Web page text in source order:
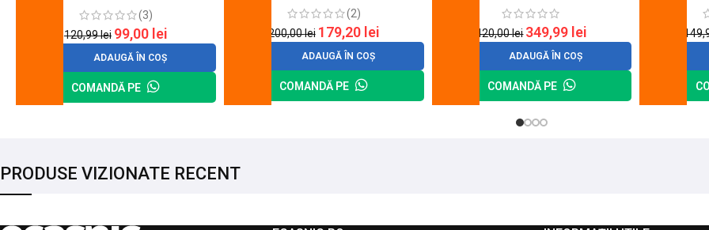
(3)
120,99lei 99,00 lei
ADAUGĂ ÎN COȘ
COMANDĂ PE
(2)
200,00lei 179,20 lei
ADAUGĂ ÎN COȘ
COMANDĂ PE
420,00lei 349,99 lei
ADAUGĂ ÎN COȘ
COMANDĂ PE
PRODUSE VIZIONATE RECENT